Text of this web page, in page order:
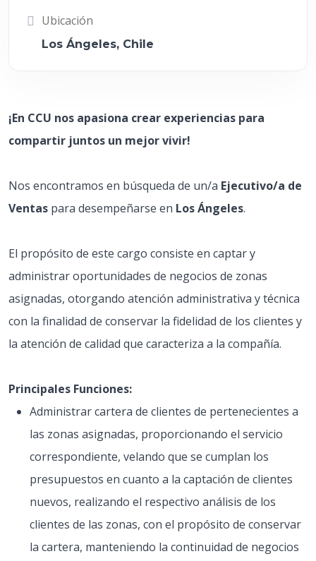
Ubicación
Los Ángeles, Chile
¡En CCU nos apasiona crear experiencias para
compartir juntos un mejor vivir!
Nos encontramos en búsqueda de un/a Ejecutivo/a de
Ventas para desempeñarse en Los Ángeles.
El propósito de este cargo consiste en captar y
administrar oportunidades de negocios de zonas
asignadas, otorgando atención administrativa y técnica
con la finalidad de conservar la fidelidad de los clientes y
la atención de calidad que caracteriza a la compañía.
Principales Funciones:
Administrar cartera de clientes de pertenecientes a
las zonas asignadas, proporcionando el servicio
correspondiente, velando que se cumplan los
presupuestos en cuanto a la captación de clientes
nuevos, realizando el respectivo análisis de los
clientes de las zonas, con el propósito de conservar
la cartera, manteniendo la continuidad de negocios